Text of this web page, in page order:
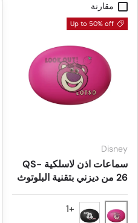
مقارنة
Up to 50% off
Disney
سماعات اذن لاسلكية QS-
26 من ديزني بتقنية البلوتوث